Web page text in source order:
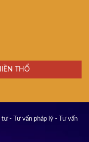
THỔ
- Tư vấn pháp lý - Tư vấn